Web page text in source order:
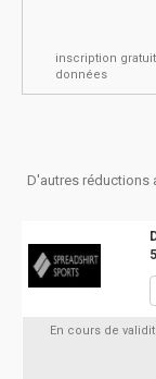
inscription
données
D'autres réductions
En cours de